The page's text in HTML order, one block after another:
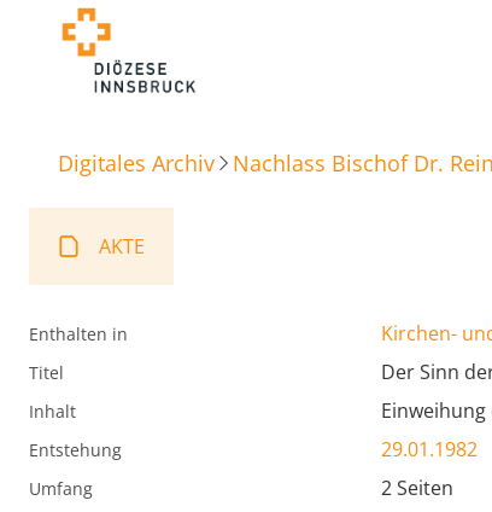
Digitales Archiv Nachlass Bischof Dr.
AKTE
Enthalten in Kirchen-
Titel Der Sinn
Inhalt
Entstehung 29.01.1982
Umfang 2 Seiten